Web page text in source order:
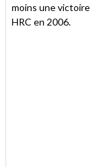
moins une victoire
HRC en 2006.